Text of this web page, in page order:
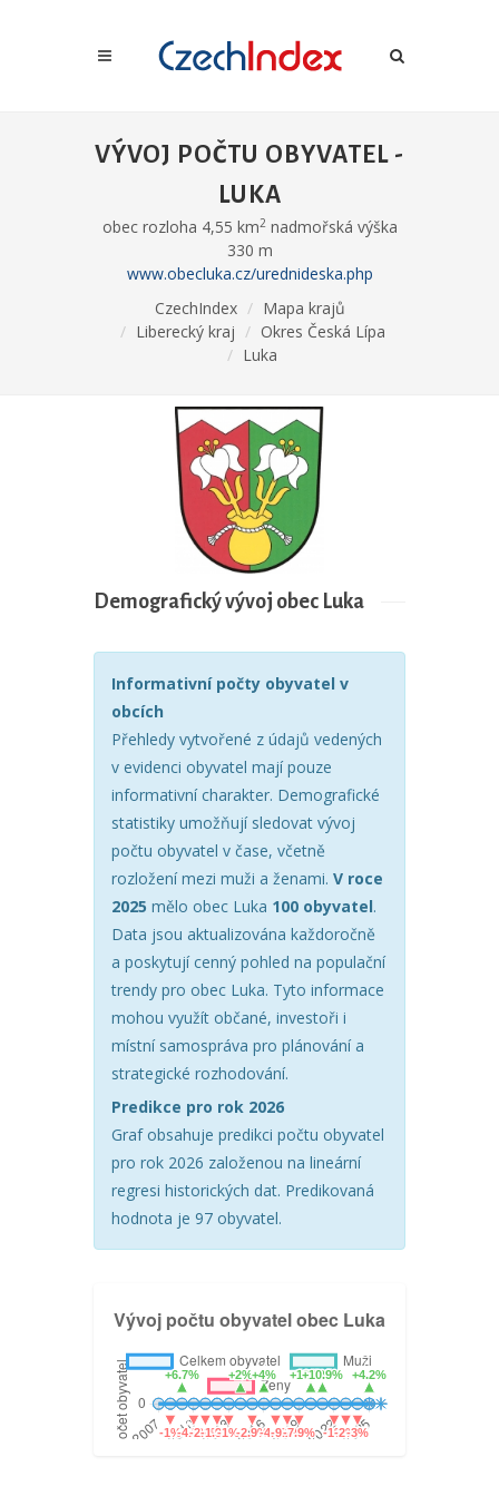
VÝVOJ POČTU OBYVATEL -
LUKA
obec rozloha 4,55 km2nadmořská výška
330 m
www.obecluka.cz/urednideska.php
CzechIndex
Mapa krajů
Liberecký kraj
Okres Česká Lípa
Luka
Demografický vývoj obec Luka
Informativní počty obyvatel v
obcích
Přehledy vytvořené z údajů vedených
v evidenci obyvatel mají pouze
informativní charakter. Demografické
statistiky umožňují sledovat vývoj
počtu obyvatel v čase, včetně
rozložení mezi muži a ženami. V roce
2025 mělo obec Luka 100 obyvatel.
Data jsou aktualizována každoročně
a poskytují cenný pohled na populační
trendy pro obec Luka. Tyto informace
mohou využít občané, investoři i
místní samospráva pro plánování a
strategické rozhodování.
Predikce pro rok 2026
Graf obsahuje predikci počtu obyvatel
pro rok 2026 založenou na lineární
regresi historických dat. Predikovaná
hodnota je 97 obyvatel.